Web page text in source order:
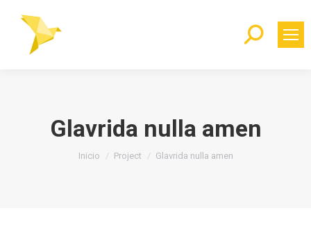
Buscar:
Glavrida nulla amen
Estás aquí:
Inicio Project Glavrida nulla amen